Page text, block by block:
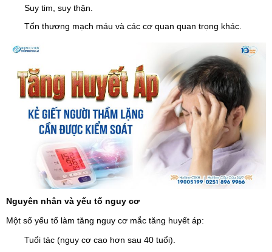
Suy tim, suy thận.
Tổn thương mạch máu và các cơ quan quan trọng khác.
Nguyên nhân và yếu tố nguy cơ
Một số yếu tố làm tăng nguy cơ mắc tăng huyết áp:
Tuổi tác (nguy cơ cao hơn sau 40 tuổi).